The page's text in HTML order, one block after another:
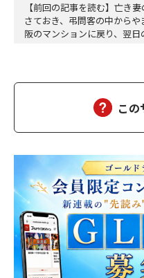
【前回の記事を読む】亡き
さておき、弔問客の中から
阪のマンションに戻り、翌
ばれたのだろうか……ついつ
この